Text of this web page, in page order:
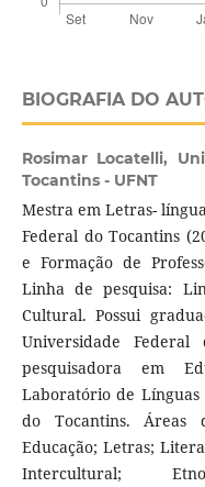
BIOGRAFIA DO
Rosimar Locatelli,
Tocantins - UFNT
Mestra em Letras-
Federal do Tocantins
e Formação de
Linha de pesquisa:
Cultural. Possui
Universidade
pesquisadora em
Laboratório de Línguas
do Tocantins. Áreas
Educação; Letras;
Intercultural;